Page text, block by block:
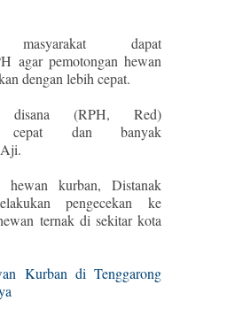
masyarakat dapat
agar pemotongan hewan
dengan lebih cepat.
disana (RPH, Red)
cepat dan banyak
hewan kurban, Distanak
pengecekan ke
ternak di sekitar kota
Kurban di Tenggarong